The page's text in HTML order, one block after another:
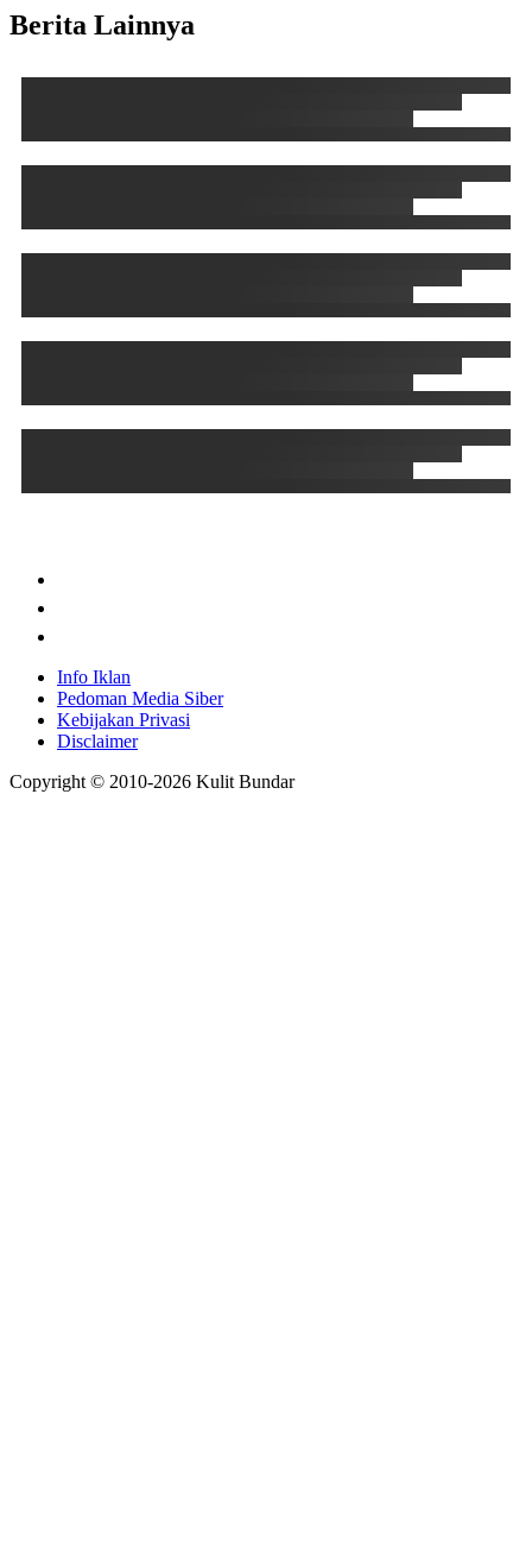
Berita Lainnya
Info Iklan
Pedoman Media Siber
Kebijakan Privasi
Disclaimer
Copyright © 2010-2026 Kulit Bundar